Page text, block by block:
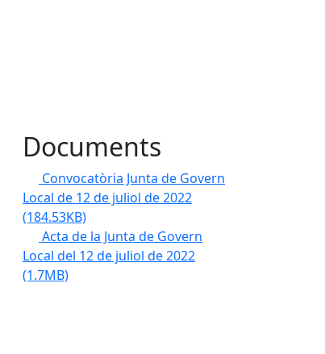
Documents
Convocatòria Junta de Govern
Local de 12 de juliol de 2022
(184.53KB)
Acta de la Junta de Govern
Local del 12 de juliol de 2022
(1.7MB)